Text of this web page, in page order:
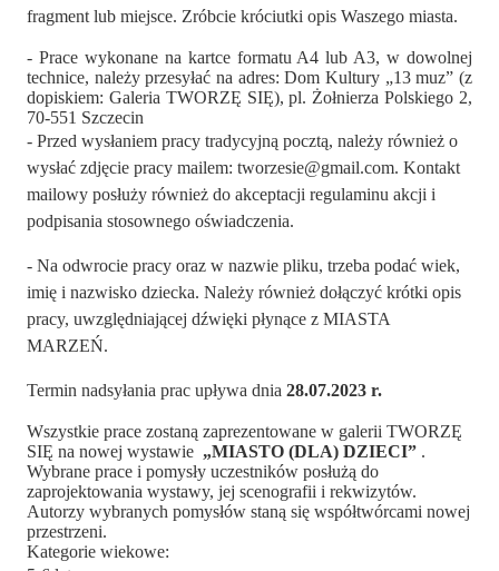
fragment lub miejsce. Zróbcie króciutki opis Waszego miasta.
- Prace wykonane na kartce formatu A4 lub A3, w dowolnej
technice, należy przesyłać na adres: Dom Kultury „13 muz” (z
dopiskiem: Galeria TWORZĘ SIĘ), pl. Żołnierza Polskiego 2,
70-551 Szczecin
- Przed wysłaniem pracy tradycyjną pocztą, należy również o
wysłać zdjęcie pracy mailem: tworzesie@gmail.com. Kontakt
mailowy posłuży również do akceptacji regulaminu akcji i
podpisania stosownego oświadczenia.
- Na odwrocie pracy oraz w nazwie pliku, trzeba podać wiek,
imię i nazwisko dziecka. Należy również dołączyć krótki opis
pracy, uwzględniającej dźwięki płynące z MIASTA
MARZEŃ.
Termin nadsyłania prac upływa dnia 28.07.2023 r.
Wszystkie prace zostaną zaprezentowane w galerii TWORZĘ
SIĘ na nowej wystawie „MIASTO (DLA) DZIECI” .
Wybrane prace i pomysły uczestników posłużą do
zaprojektowania wystawy, jej scenografii i rekwizytów.
Autorzy wybranych pomysłów staną się współtwórcami nowej
przestrzeni.
Kategorie wiekowe: